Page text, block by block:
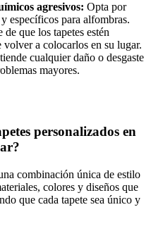
agresivos: Opta por
específicos para alfombras.
de que los tapetes estén
volver a colocarlos en su lugar.
cualquier daño o desgaste
mayores.
personalizados en
combinación única de estilo
colores y diseños que
que cada tapete sea único y